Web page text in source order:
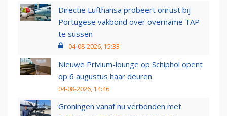
Directie Lufthansa probeert onrust bij
Portugese vakbond over overname TAP
te sussen
04-08-2026, 15:33
Nieuwe Privium-lounge op Schiphol opent
op 6 augustus haar deuren
04-08-2026, 14:46
Groningen vanaf nu verbonden met